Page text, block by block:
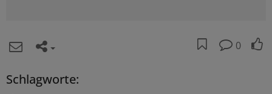
0
Schlagworte: